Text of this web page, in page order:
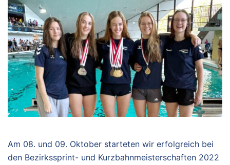
Am 08. und 09. Oktober starteten wir erfolgreich bei
den Bezirkssprint- und Kurzbahnmeisterschaften 2022